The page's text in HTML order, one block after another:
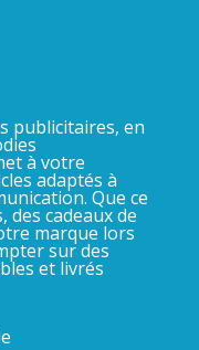
publicitaires, en
à votre
adaptés à
Que ce
des cadeaux de
marque lors
sur des
et livrés